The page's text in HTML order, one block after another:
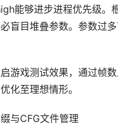
能够进步进程优先级。
盲目堆叠参数。参数过多
游戏测试效果，通过帧
化至理想情形。
与CFG文件管理